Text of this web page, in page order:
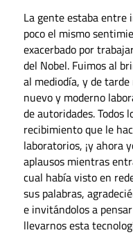
La gente estaba entre
poco el mismo
exacerbado por
del Nobel. Fuimos al
al mediodía, y de
nuevo y moderno
de autoridades. Todos
recibimiento que le
laboratorios, ¡y ahora
aplausos mientras
cual había visto en
sus palabras,
e invitándolos a
llevarnos esta